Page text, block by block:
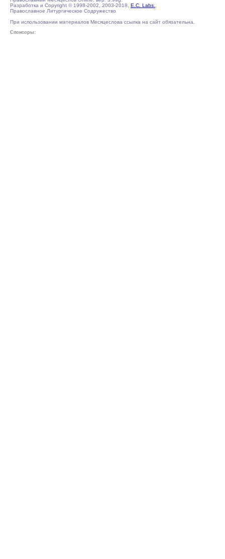
Разработка и Copyright © 1998-2002, 2003-2018, E.C. Labs.
Православное Литургическое Содружество
При использовании материалов Месяцеслова ссылка на сайт обязательна.
Спонсоры: